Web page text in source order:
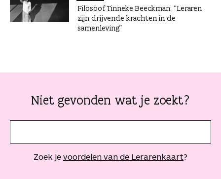
Filosoof Tinneke Beeckman: “Leraren
zijn drijvende krachten in de
samenleving”
Niet gevonden wat je zoekt?
e
Zoek je voordelen van de Lerarenkaart?